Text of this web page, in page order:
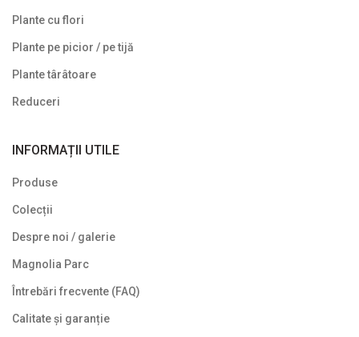
Plante cu flori
Plante pe picior / pe tijă
Plante târâtoare
Reduceri
INFORMAȚII UTILE
Produse
Colecții
Despre noi / galerie
Magnolia Parc
Întrebări frecvente (FAQ)
Calitate și garanție